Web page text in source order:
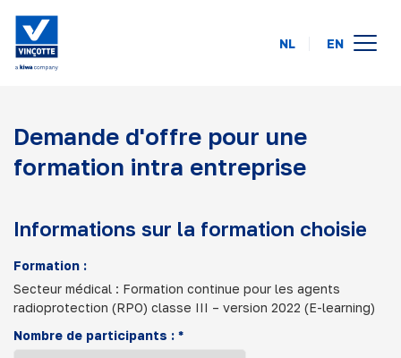
en ligne
intra-entreprise
à propos de nous
FAQ
contact
NL EN
Demande d'offre pour une
formation intra entreprise
Informations sur la formation choisie
Formation :
Secteur médical : Formation continue pour les agents
radioprotection (RPO) classe III – version 2022 (E-learning)
Nombre de participants : *